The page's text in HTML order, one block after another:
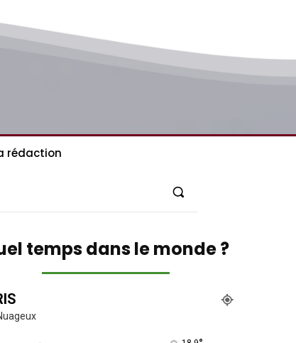
rédaction
temps dans le monde ?